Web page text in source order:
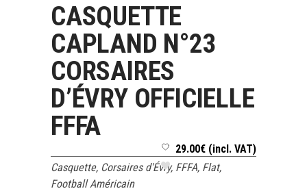
LIRE LA SUITE
CASQUETTE
CAPLAND N°23
CORSAIRES
D’ÉVRY OFFICIELLE
FFFA
29.00€ (incl. VAT)
Casquette, Corsaires d'Évry, FFFA, Flat,
Football Américain